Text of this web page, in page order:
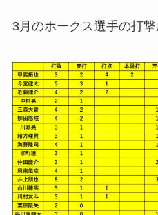
3月のホークス選手の打撃